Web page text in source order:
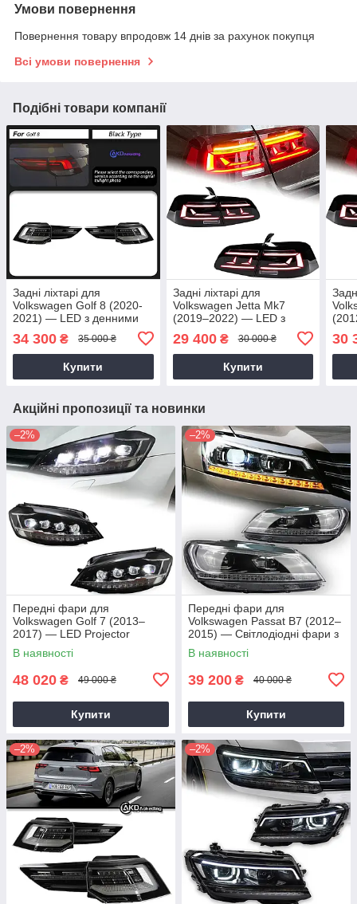
Умови повернення
Повернення товару впродовж 14 днів за рахунок покупця
Всі умови повернення
Подібні товари компанії
Задні ліхтарі для
Volkswagen Golf 8 (2020-
2021) — LED з денними
ходовими вогнями Сірий
34 300 ₴ 35 000 ₴
Купити
Задні ліхтарі для
Volkswagen Jetta Mk7
(2019–2022) — LED з
29 400₴ 30 000 ₴
Купити
30
Акційні пропозиції та новинки
–2%
Передні фари для
Volkswagen Golf 7 (2013–
2017) — LED Projector
В наявності
48 020 ₴ 49 000 ₴
Купити
–2%
Передні фари для
Volkswagen Passat B7 (2012–
2015) — Світлодіодні фари з
лінзами та «Ангельськими
очима»
В наявності
39 200 ₴ 40 000 ₴
Купити
–2% –2%